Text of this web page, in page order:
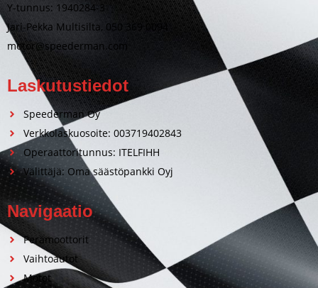
Y-tunnus: 1940284-3
Jari-Pekka Multisilta, 050 369 0094
motor@speederman.com
Laskutustiedot
Speederman Oy
Verkkolaskuosoite: 003719402843
Operaattoritunnus: ITELFIHH
Välittäjä: Oma säästöpankki Oyj
Navigaatio
Perämoottorit
Vaihtoautot
Motot